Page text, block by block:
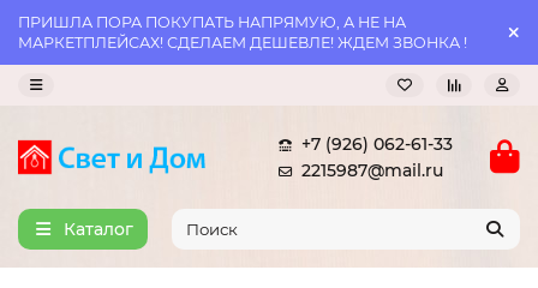
ПРИШЛА ПОРА ПОКУПАТЬ НАПРЯМУЮ, А НЕ НА
МАРКЕТПЛЕЙСАХ! СДЕЛАЕМ ДЕШЕВЛЕ! ЖДЕМ ЗВОНКА !
+7 (926) 062-61-33
2215987@mail.ru
Каталог